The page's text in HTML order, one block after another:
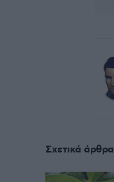
Σχετικά άρθρα